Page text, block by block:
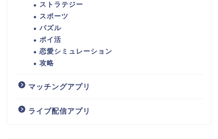
ストラテジー
スポーツ
パズル
ポイ活
恋愛シミュレーション
攻略
マッチングアプリ
ライブ配信アプリ